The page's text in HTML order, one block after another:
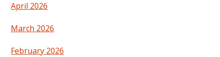
April 2026
March 2026
February 2026